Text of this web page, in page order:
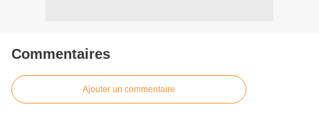
Commentaires
Ajouter un commentaire